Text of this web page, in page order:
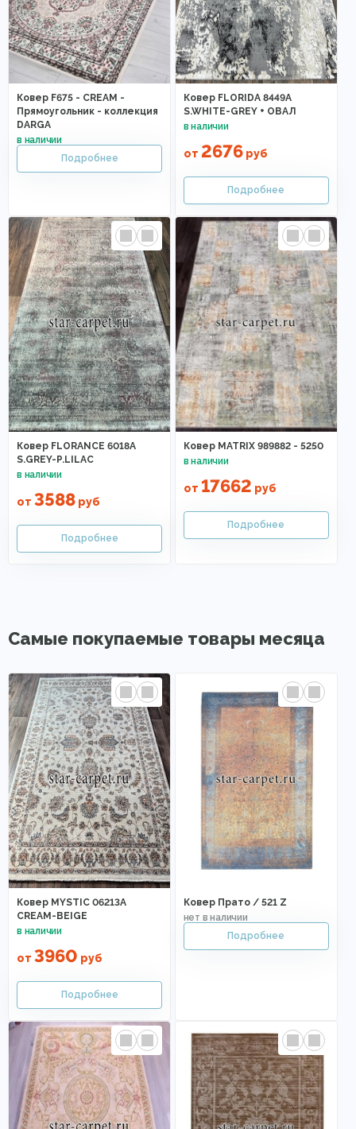
Ковер F675 - CREAM -
Прямоугольник - коллекция
DARGA
Ковер FLORIDA 8449A
S.WHITE-GREY + ОВАЛ
от 2676руб
Ковер FLORANCE 6018A
S.GREY-P.LILAC
от 3588 руб
Ковер MATRIX 989882 - 5250
от 17662 руб
Самые покупаемые товары месяца
Ковер MYSTIC 06213A
CREAM-BEIGE
от 3960 руб
Ковер Прато / 521 Z